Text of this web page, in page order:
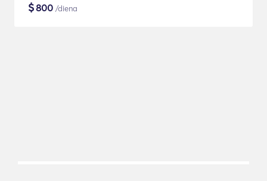
$800 /diena